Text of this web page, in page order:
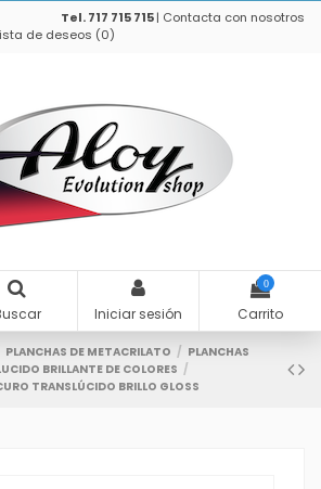
Tel. 717 715 715| Contacta con nosotros
de deseos (0)
Iniciar sesión
0
Carrito
PLANCHAS DE METACRILATO
PLANCHAS
BRILLANTE DE COLORES
TRANSLÚCIDO BRILLO GLOSS